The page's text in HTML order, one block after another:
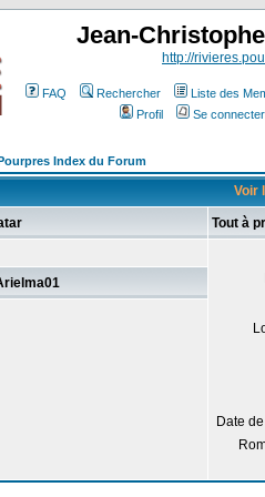
Jean-
http://
FAQ Rechercher
Liste des
Profil
Se
Index du Forum
Voir
Tout à
Date